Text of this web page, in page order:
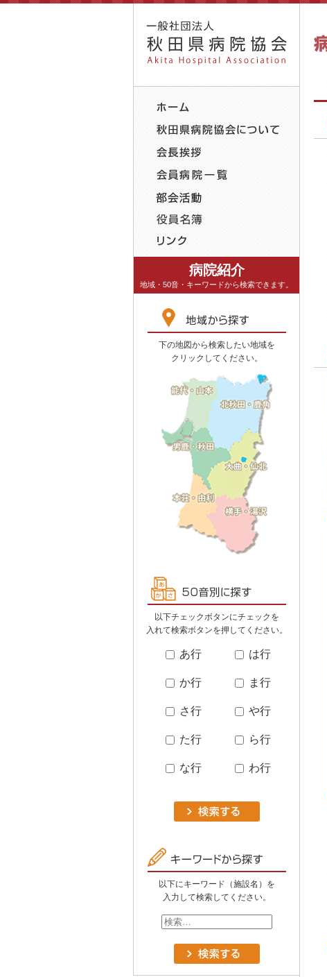
病院紹介
地域・50音・キーワードから検索できます。
下の地図から検索したい地域を
クリックしてください。
以下チェックボタンにチェックを
入れて検索ボタンを押してください。
あ行
か行
さ行
た行
な行
は行
ま行
や行
ら行
わ行
以下にキーワード（施設名）を
入力して検索してください。